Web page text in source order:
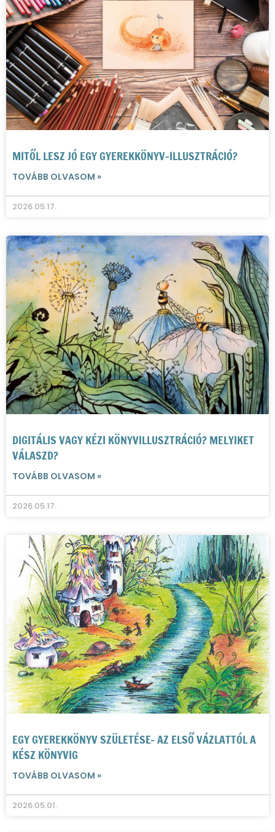
MITŐL LESZ JÓ EGY GYEREKKÖNYV-ILLUSZTRÁCIÓ?
TOVÁBB OLVASOM »
2026.05.17.
DIGITÁLIS VAGY KÉZI KÖNYVILLUSZTRÁCIÓ? MELYIKET
VÁLASZD?
TOVÁBB OLVASOM »
2026.05.17.
EGY GYEREKKÖNYV SZÜLETÉSE- AZ ELSŐ VÁZLATTÓL A
KÉSZ KÖNYVIG
TOVÁBB OLVASOM »
2026.05.01.